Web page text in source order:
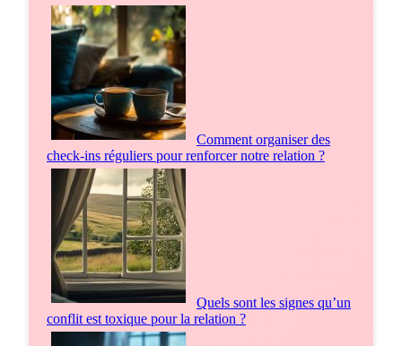
Comment organiser des
check-ins réguliers pour renforcer notre relation ?
Quels sont les signes qu’un
conflit est toxique pour la relation ?